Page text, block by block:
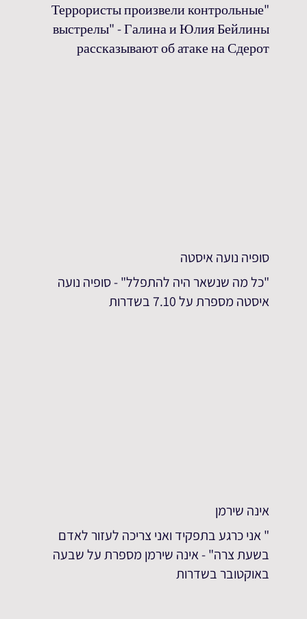
"Террористы произвели контрольные
выстрелы" - Галина и Юлия Бейлины
рассказывают об атаке на Сдерот
סופיה נועה איסטה
"כל מה שנשאר היה להתפלל" - סופיה נועה
איסטה מספרת על 7.10 בשדרות
אינה שירמן
" אני כרגע בתפקיד ואני צריכה לעזור לאדם
בשעת צרה" - אינה שירמן מספרת על שבעה
באוקטובר בשדרות